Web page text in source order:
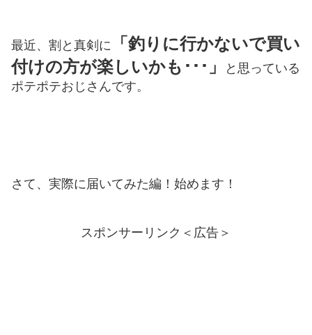
最近、割と真剣に
「釣りに行かないで買い
付けの方が楽しいかも･･･」
と思っている
ポテポテおじさんです。
さて、実際に届いてみた編！始めます！
スポンサーリンク＜広告＞